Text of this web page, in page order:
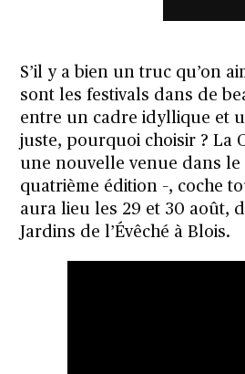
S’il y a bien un truc qu’on
sont les festivals dans de
entre un cadre idyllique et
juste, pourquoi choisir ? La
une nouvelle venue dans le
quatrième édition –, coche
aura lieu les 29 et 30 août,
Jardins de l’Évêché à Blois.